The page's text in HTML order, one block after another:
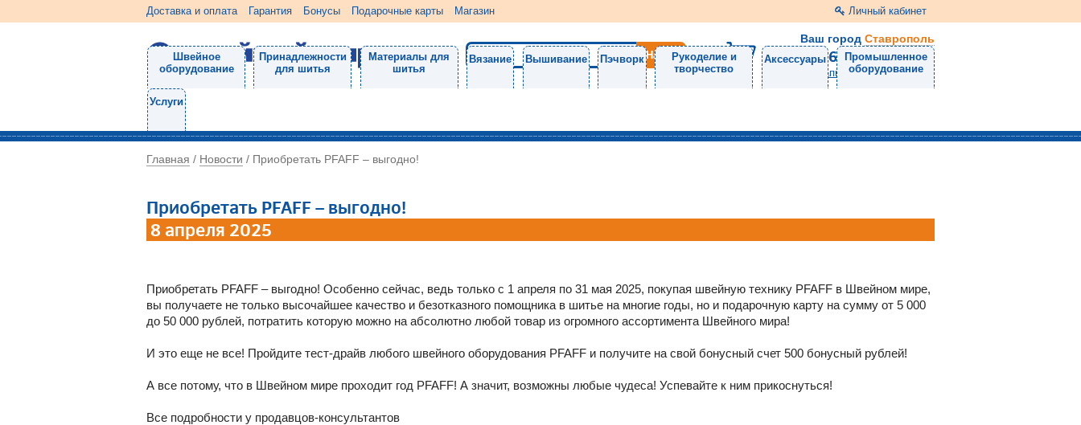
Доставка и оплата Гарантия Бонусы Подарочные карты Магазин Личный кабинет
Ваш город Ставрополь
8 (8652) 31-71-50
Напишите нам
Швейное
оборудование
Принадлежности
для шитья
Материалы для
шитья
Вязание Вышивание Пэчворк
Рукоделие и
творчество
Аксессуары
Промышленное
оборудование
Услуги
Главная / Новости / Приобретать PFAFF – выгодно!
Приобретать PFAFF – выгодно!
8 апреля 2025
Приобретать PFAFF – выгодно! Особенно сейчас, ведь только с 1 апреля по 31 мая 2025, покупая швейную технику PFAFF в Швейном мире,
вы получаете не только высочайшее качество и безотказного помощника в шитье на многие годы, но и подарочную карту на сумму от 5 000
до 50 000 рублей, потратить которую можно на абсолютно любой товар из огромного ассортимента Швейного мира!
И это еще не все! Пройдите тест-драйв любого швейного оборудования PFAFF и получите на свой бонусный счет 500 бонусный рублей!
А все потому, что в Швейном мире проходит год PFAFF! А значит, возможны любые чудеса! Успевайте к ним прикоснуться!
Все подробности у продавцов-консультантов